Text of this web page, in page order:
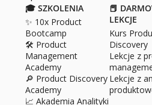
🎓 SZKOLENIA
✨ 10x Product
Bootcamp
🛠️ Product
Management
Academy
🔎 Product Discovery
Academy
📈 Akademia Analityki
📕
LEKCJE
Kurs
Discovery
Lekcje z
Lekcje z